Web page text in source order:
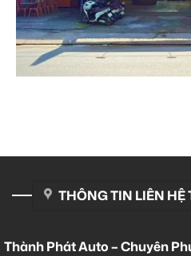
THÔNG TIN LIÊN
Thành Phát Auto – Chuyên